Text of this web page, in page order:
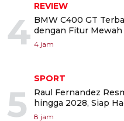
4
REVIEW
BMW C400 GT
dengan Fitur
4 jam
5
SPORT
Raul Fernandez
hingga 2028, Siap
8 jam